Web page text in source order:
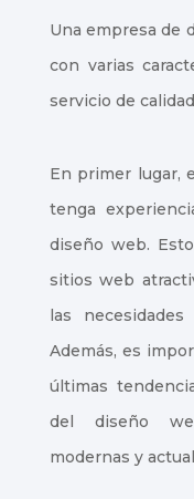
Una empresa de
con varias
servicio de
En primer lugar,
tenga
diseño web.
sitios web
las
Además, es
últimas
del diseño
modernas y